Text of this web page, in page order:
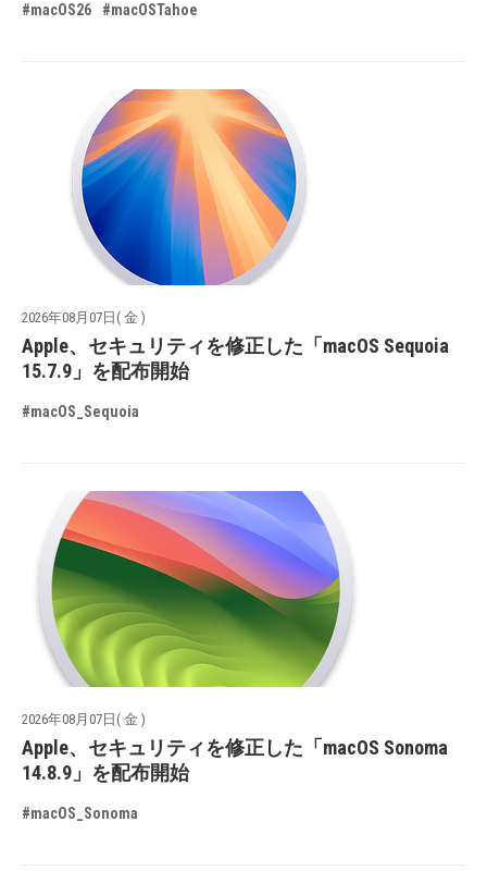
#macOS26 #macOSTahoe
2026年08月07日( 金 )
Apple、セキュリティを修正した「macOS Sequoia
15.7.9」を配布開始
#macOS_Sequoia
2026年08月07日( 金 )
Apple、セキュリティを修正した「macOS Sonoma
14.8.9」を配布開始
#macOS_Sonoma